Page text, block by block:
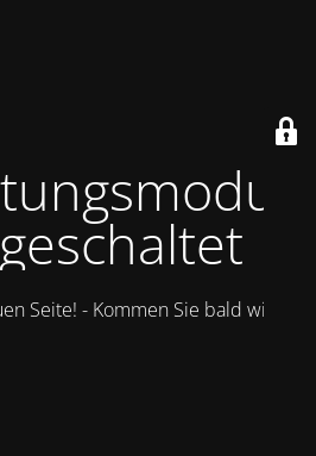
Seite! - Kommen Sie bald wieder.